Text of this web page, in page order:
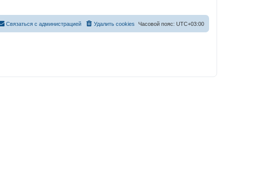
Часовой пояс: UTC+03:00
Удалить cookies
Связаться с администрацией